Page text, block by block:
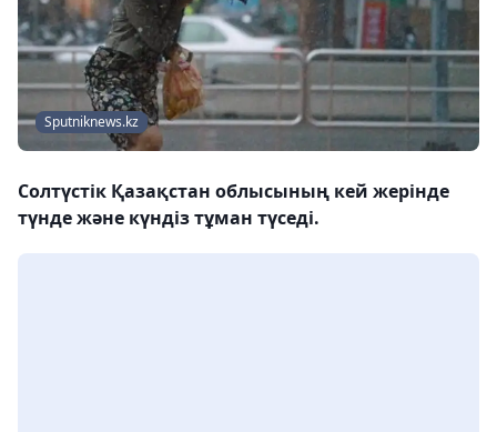
Sputniknews.kz
Солтүстік Қазақстан облысының кей жерінде
түнде және күндіз тұман түседі.